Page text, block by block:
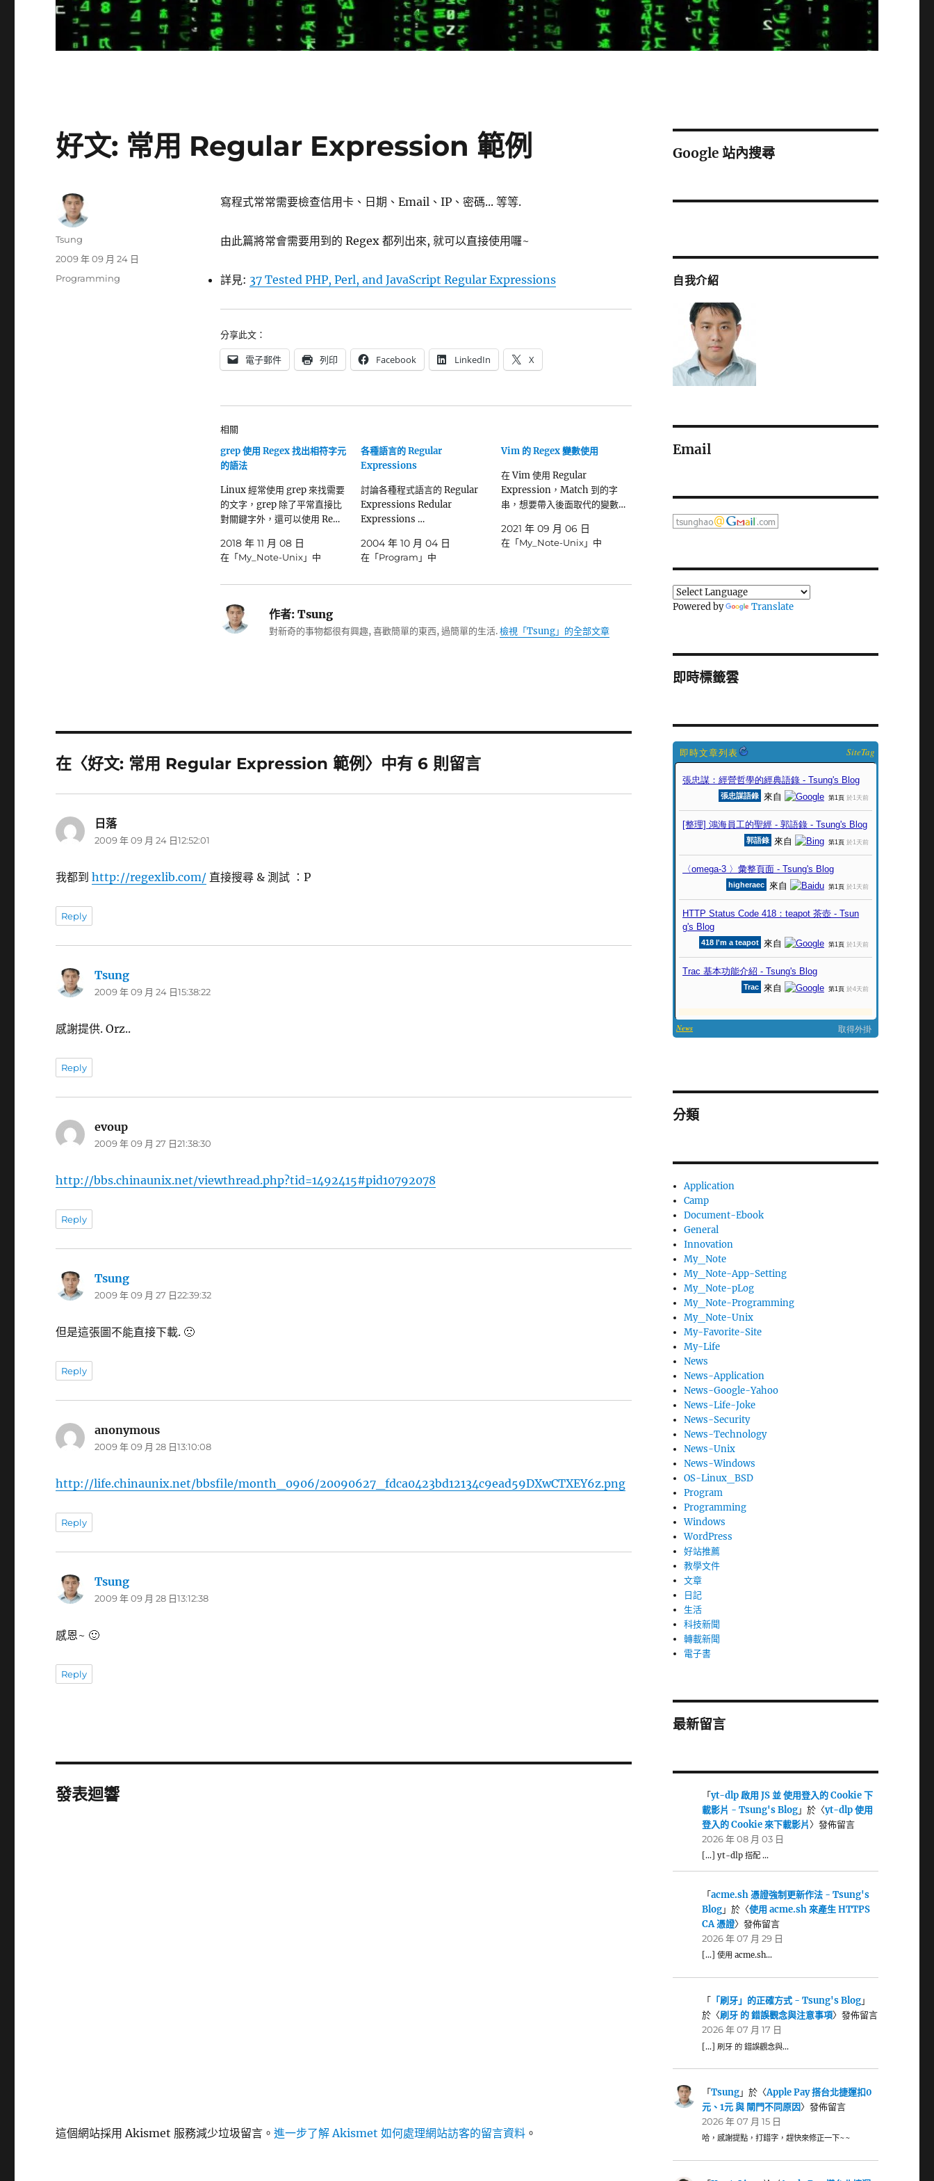
好文: 常用 Regular Expression 範例
寫程式常常需要檢查信用卡、日期、Email、IP、密碼... 等等.
由此篇將常會需要用到的 Regex 都列出來, 就可以直接使用囉~
詳見: 37 Tested PHP, Perl, and JavaScript Regular Expressions
分享此文：
電子郵件 列印 Facebook LinkedIn X
相關
grep 使用 Regex 找出相符字元
的語法
Linux 經常使用 grep 來找需要
的文字，grep 除了平常直接比
對關鍵字外，還可以使用 Re…
2018 年 11 月 08 日
在「My_Note-Unix」中
各種語言的 Regular
Expressions
討論各種程式語言的 Regular
Expressions Redular
Expressions …
2004 年 10 月 04 日
在「Program」中
Vim 的 Regex 變數使用
在 Vim 使用 Regular
Expression，Match 到的字
串，想要帶入後面取代的變數…
2021 年 09 月 06 日
在「My_Note-Unix」中
作者:Tsung
對新奇的事物都很有興趣, 喜歡簡單的東西, 過簡單的生活.檢視「Tsung」的全部文章
作
Tsung
發
2009 年 09 月 24 日
分
Programming
在〈好文: 常用 Regular Expression 範例〉中有 6 則留言
日落表
示:
2009 年 09 月 24 日12:52:01
我都到http://regexlib.com/ 直接搜尋 & 測試 ：P
Reply
Tsung
示:
2009 年 09 月 24 日15:38:22
感謝提供. Orz..
Reply
evoup
示:
2009 年 09 月 27 日21:38:30
http://bbs.chinaunix.net/viewthread.php?tid=1492415#pid10792078
Reply
Tsung
示:
2009 年 09 月 27 日22:39:32
但是這張圖不能直接下載. 🙁
Reply
anonymous
示:
2009 年 09 月 28 日13:10:08
http://life.chinaunix.net/bbsfile/month_0906/20090627_fdca0423bd12134c9ead59DXwCTXEY6z.png
Reply
Tsung
示:
2009 年 09 月 28 日13:12:38
感恩~ 🙂
Reply
發表迴響
這個網站採用 Akismet 服務減少垃圾留言。進一步了解 Akismet 如何處理網站訪客的留言資料 。
Google 站內搜尋
自我介紹
Email
Powered by Translate
即時標籤雲
SiteTag
分類
Application
Camp
Document-Ebook
General
Innovation
My_Note
My_Note-App-Setting
My_Note-pLog
My_Note-Programming
My_Note-Unix
My-Favorite-Site
My-Life
News
News-Application
News-Google-Yahoo
News-Life-Joke
News-Security
News-Technology
News-Unix
News-Windows
OS-Linux_BSD
Program
Programming
Windows
WordPress
好站推薦
教學文件
文章
日記
生活
科技新聞
轉載新聞
電子書
最新留言
「yt-dlp 啟用 JS 並 使用登入的 Cookie 下
載影片 - Tsung's Blog」於〈yt-dlp 使用
登入的 Cookie 來下載影片〉發佈留言
2026 年 08 月 03 日
[…] yt-dlp 搭配 …
「acme.sh 憑證強制更新作法 - Tsung's
Blog」於〈使用 acme.sh 來產生 HTTPS
CA 憑證〉發佈留言
2026 年 07 月 29 日
[…] 使用 acme.sh…
「 「刷牙」的正確方式 - Tsung's Blog」
於〈刷牙 的 錯誤觀念與注意事項〉發佈留言
2026 年 07 月 17 日
[…] 刷牙 的 錯誤觀念與…
「Tsung」於〈Apple Pay 搭台北捷運扣0
元、1元 與 閘門不同原因〉發佈留言
2026 年 07 月 15 日
哈，感謝提點，打錯字，趕快來修正一下~~